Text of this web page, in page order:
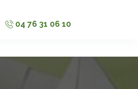
04 76 31 06 10